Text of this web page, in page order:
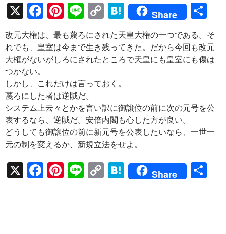
X
F
ac
e
b
o
o
k
Pi
nt
er
es
t
Li
e
C
o
p
y
Li
n
k
H
at
e
n
Share
有
改元大権は、最も蔑ろにされた天皇大権の一つである。そ
れでも、皇室は今まで生き残ってきた。だから今回も改元
大権がないがしろにされたところで天皇にも皇室にも傷は
つかない。
しかし、これだけは言っておく。
蔑ろにした者は逆賊だ。
システム上云々とかを言い訳に御譲位の前に次の元号を公
表するなら、逆賊だ。安倍内閣も心した方が良い。
どうしても御譲位の前に新元号を公表したいなら、一世一
元の制を変えるか、新規立法をせよ。
X
F
b
Pi
es
Li
C
y
H
n
Share